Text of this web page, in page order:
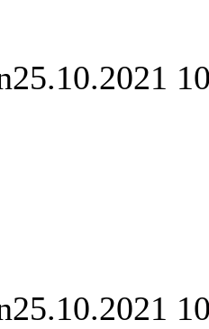
25.10.2021
25.10.2021